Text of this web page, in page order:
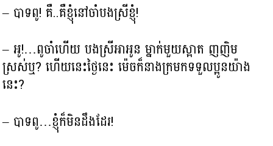
– បាទពូ! គឺ..គឺខ្ញុំនៅចាំបងស្រីខ្ញុំ!
– អូ!…ពូចាំហើយ បងស្រីអាអូន ម្នាក់មួយស្អាត ញញិម
ស្រស់ឬ? ហើយនេះថ្ងៃនេះ ម៉េចក៏នាងក្រមកទទួលប្អូនយ៉ាង
នេះ?
– បាទពូ…ខ្ញុំក៏មិនដឹងដែរ!